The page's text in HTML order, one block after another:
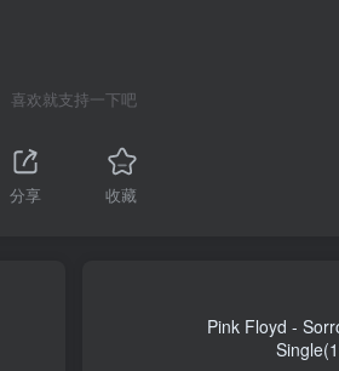
喜欢就支持一下吧
分享 收藏
Pink Floyd -